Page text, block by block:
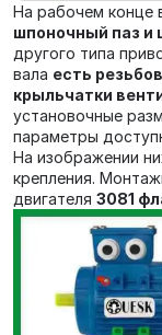
На рабочем конце
шпоночный паз и
другого типа
вала есть
крыльчатки
установочные
параметры
На изображении
крепления.
двигателя 3081